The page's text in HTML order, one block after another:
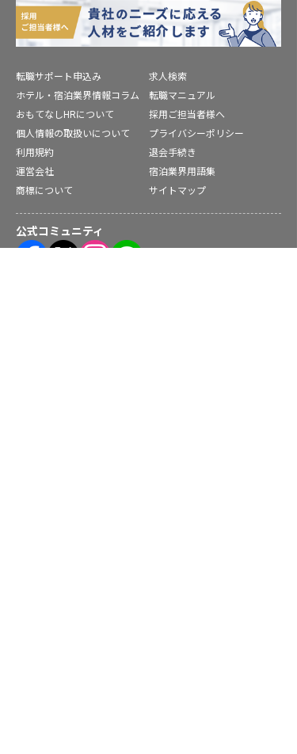
転職サポート申込み
求人検索
ホテル・宿泊業界情報コラム
転職マニュアル
おもてなしHRについて
採用ご担当者様へ
個人情報の取扱いについて
プライバシーポリシー
利用規約
退会手続き
運営会社
宿泊業界用語集
商標について
サイトマップ
公式コミュニティ